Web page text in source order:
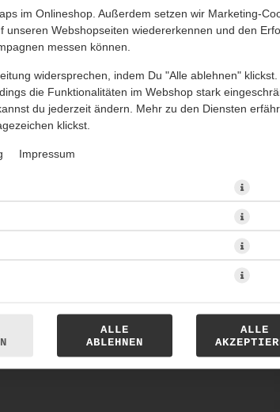
im Onlineshop. Außerdem setzen wir Marketing-
unseren Webshopseiten wiedererkennen und den
messen können.
widersprechen, indem Du "Alle ablehnen" klickst.
die Funktionalitäten im Webshop stark
du jederzeit ändern. Mehr zu den Diensten
klickst.
Impressum
ALLE
ABLEHNEN
ALLE
Löwensenf, medium - Der Bratwurstliebling.